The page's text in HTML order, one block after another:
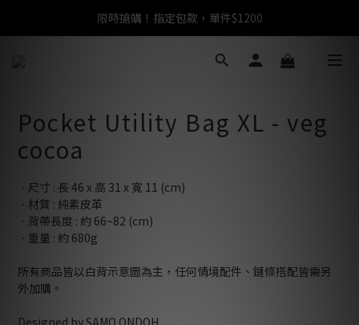
任選包款，即享免運
限時搶購！指定包款，單件$1200
任選包款，即享免運
Pocket Utility Bag XL - veg
cocoa
ㆍ尺寸 : 長 46 x 高 31 x 寬 11 (cm)
ㆍ材質 : 純素皮革
ㆍ背帶長度 : 約 66~82 (cm)
ㆍ重量 : 約 680g
所有商品皆以白背示意圖為主，任何情境配件、鏈條搭配皆需另
外加購。
Designed by SAMO ONDOH